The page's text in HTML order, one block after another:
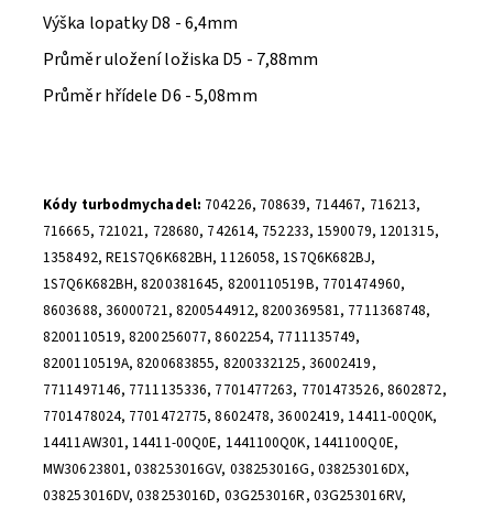
Výška lopatky D8 - 6,4mm
Průměr uložení ložiska D5 - 7,88mm
Průměr hřídele D6 - 5,08mm
Kódy turbodmychadel: 704226, 708639, 714467, 716213,
716665, 721021, 728680, 742614, 752233, 1590079, 1201315,
1358492, RE1S7Q6K682BH, 1126058, 1S7Q6K682BJ,
1S7Q6K682BH, 8200381645, 8200110519B, 7701474960,
8603688, 36000721, 8200544912, 8200369581, 7711368748,
8200110519, 8200256077, 8602254, 7711135749,
8200110519A, 8200683855, 8200332125, 36002419,
7711497146, 7711135336, 7701477263, 7701473526, 8602872,
7701478024, 7701472775, 8602478, 36002419, 14411-00Q0K,
14411AW301, 14411-00Q0E, 1441100Q0K, 1441100Q0E,
MW30623801, 038253016GV, 038253016G, 038253016DX,
038253016DV, 038253016D, 03G253016R, 03G253016RV,